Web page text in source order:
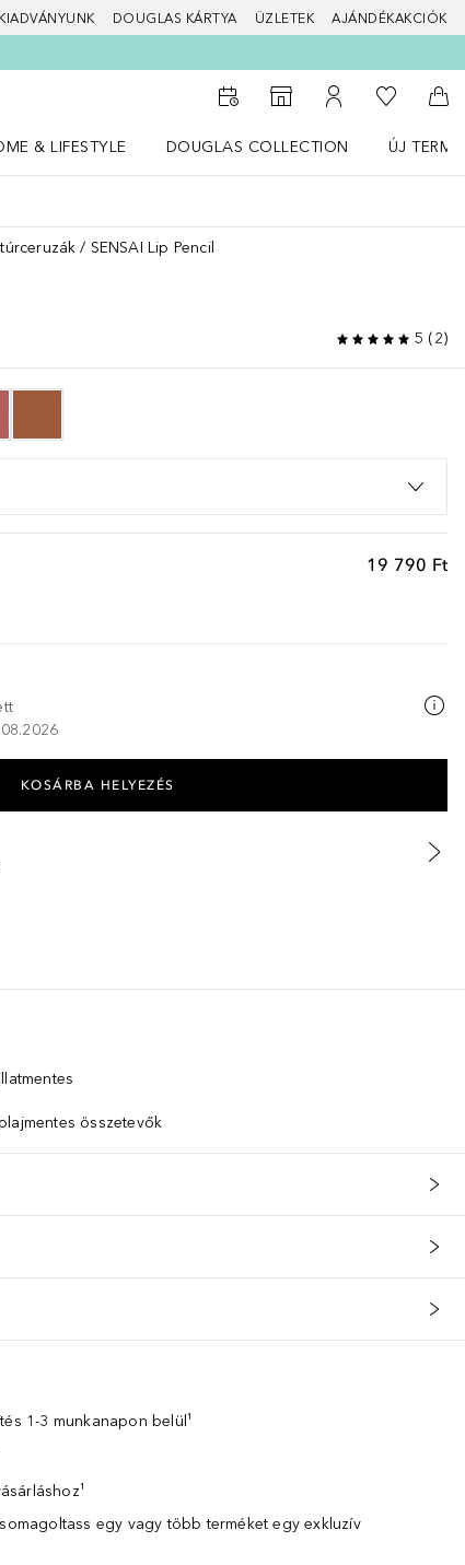
DOUGLAS KÁRTYA ÜZLETEK AJÁNDÉKAKCIÓK
Az üzletkeresőhöz
A fiókomhoz
A
& LIFESTYLE
DOUGLAS COLLECTION
ÚJ
SENSAI Lip Pencil
5 (2)
19 790 Ft
KOSÁRBA HELYEZÉS
olajmentes összetevők
1-3 munkanapon belül¹
egy vagy több terméket egy exkluzív